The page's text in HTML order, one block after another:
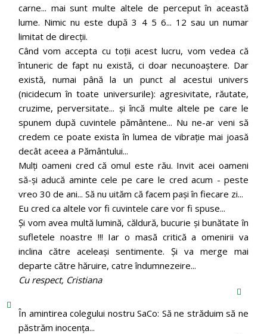
carne... mai sunt multe altele de perceput în această
lume. Nimic nu este după 3 4 5 6... 12 sau un numar
limitat de direcții.
Când vom accepta cu toții acest lucru, vom vedea că
întuneric de fapt nu există, ci doar necunoaștere. Dar
există, numai până la un punct al acestui univers
(nicidecum în toate universurile): agresivitate, răutate,
cruzime, perversitate... și încă multe altele pe care le
spunem după cuvintele pământene... Nu ne-ar veni să
credem ce poate exista în lumea de vibrație mai joasă
decât aceea a Pământului...
Mulți oameni cred că omul este rău. Invit acei oameni
să-și aducă aminte cele pe care le cred acum - peste
vreo 30 de ani... Să nu uităm că facem pași în fiecare zi...
Eu cred ca altele vor fi cuvintele care vor fi spuse...
Și vom avea multă lumină, căldură, bucurie și bunătate în
sufletele noastre !!! Iar o masă critică a omenirii va
inclina către aceleași sentimente. Și va merge mai
departe către hăruire, catre îndumnezeire...
Cu respect, Cristiana
În amintirea colegului nostru SaCo: Să ne străduim să ne
păstrăm inocenţa...